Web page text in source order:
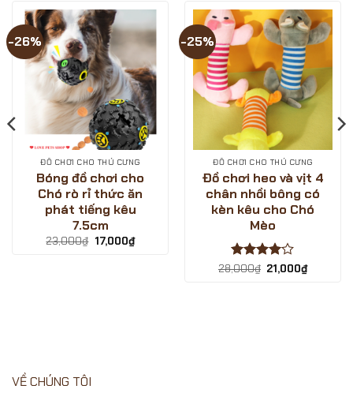
CỰC
SÂU
?
-
LOVE
PETS
SHOP
deal
giá
hời
ngày
sale
1/12/2024
-26%
ĐỒ CHƠI CHO THÚ CƯNG
Bóng đồ chơi cho
Chó rò rỉ thức ăn
phát tiếng kêu
7.5cm
23,000₫ Giá
gốc
17,000₫Giá
hiện
-25%
ĐỒ CHƠI CHO THÚ CƯNG
Đồ chơi heo và vịt 4
chân nhồi bông có
kèn kêu cho Chó
Mèo
Được
28,000₫ Giá
gốc
21,000₫Giá
VỀ CHÚNG TÔI